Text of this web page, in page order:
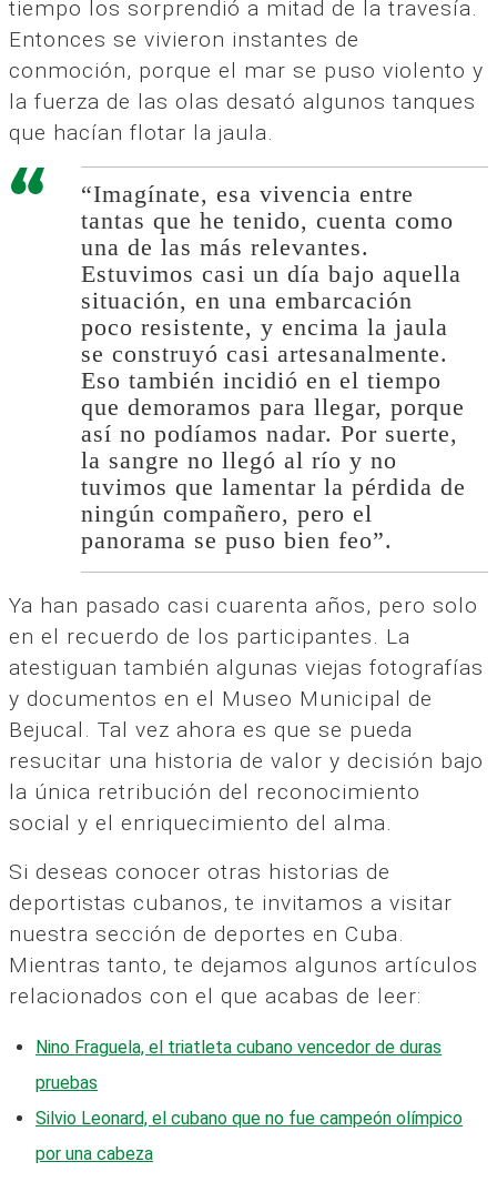
tiempo los sorprendió a mitad de la travesía.
Entonces se vivieron instantes de
conmoción, porque el mar se puso violento y
la fuerza de las olas desató algunos tanques
que hacían flotar la jaula.
“Imagínate, esa vivencia entre
tantas que he tenido, cuenta como
una de las más relevantes.
Estuvimos casi un día bajo aquella
situación, en una embarcación
poco resistente, y encima la jaula
se construyó casi artesanalmente.
Eso también incidió en el tiempo
que demoramos para llegar, porque
así no podíamos nadar. Por suerte,
la sangre no llegó al río y no
tuvimos que lamentar la pérdida de
ningún compañero, pero el
panorama se puso bien feo”.
Ya han pasado casi cuarenta años, pero solo
en el recuerdo de los participantes. La
atestiguan también algunas viejas fotografías
y documentos en el Museo Municipal de
Bejucal. Tal vez ahora es que se pueda
resucitar una historia de valor y decisión bajo
la única retribución del reconocimiento
social y el enriquecimiento del alma.
Si deseas conocer otras historias de
deportistas cubanos, te invitamos a visitar
nuestra sección de deportes en Cuba.
Mientras tanto, te dejamos algunos artículos
relacionados con el que acabas de leer:
Nino Fraguela, el triatleta cubano vencedor de duras
pruebas
Silvio Leonard, el cubano que no fue campeón olímpico
por una cabeza